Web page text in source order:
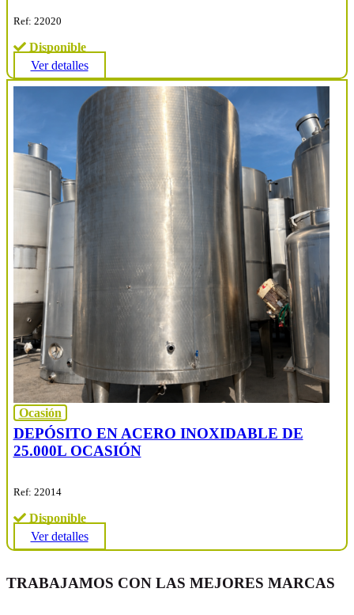
Ref: 22020
Disponible
Ver detalles
Ocasión
DEPÓSITO EN ACERO INOXIDABLE DE
25.000L OCASIÓN
Ref: 22014
Disponible
Ver detalles
TRABAJAMOS CON LAS MEJORES MARCAS